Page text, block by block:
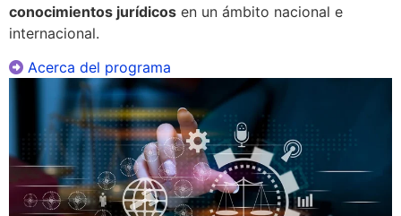
conocimientos jurídicos en un ámbito nacional e
internacional.
Acerca del programa